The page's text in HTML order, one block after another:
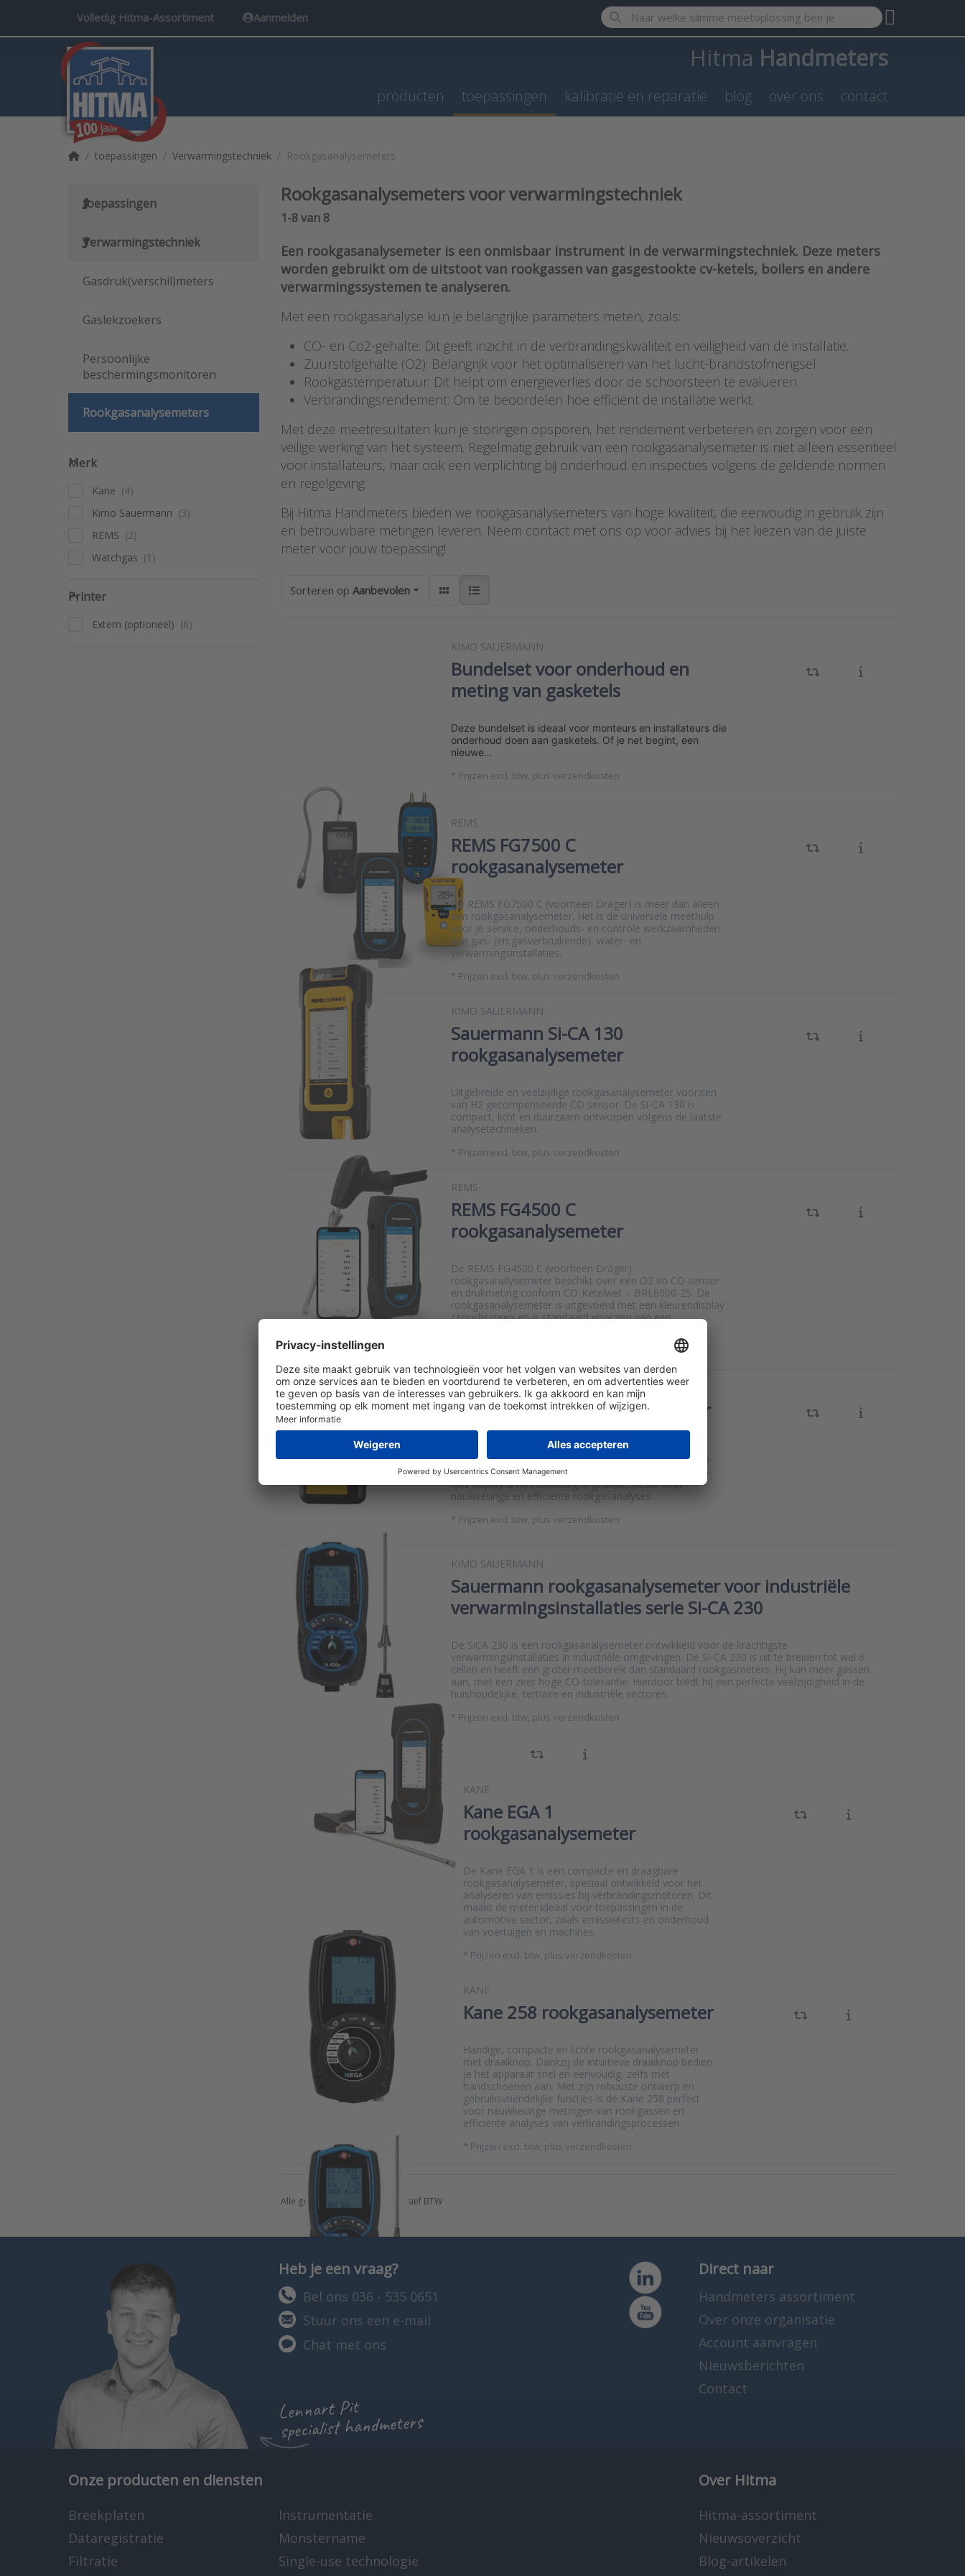
Volledig Hitma-Assortiment Aanmelden Enter a search term. Results will appear automatically as you type.
Hitma Handmeters
producten toepassingen kalibratie en reparatie blog over ons contact
Startpagina
toepassingen Verwarmingstechniek Rookgasanalysemeters
toepassingen
Verwarmingstechniek
Gasdruk(verschil)meters
Gaslekzoekers
Persoonlijke
beschermingsmonitoren
Rookgasanalysemeters
Merk
Merk
Kane
Kimo Sauermann
REMS
Watchgas
Printer
Printer
Extern (optioneel)
Rookgasanalysemeters voor verwarmingstechniek
Search results:
1-8van 8
Een rookgasanalysemeter is een onmisbaar instrument in de verwarmingstechniek. Deze meters
worden gebruikt om de uitstoot van rookgassen van gasgestookte cv-ketels, boilers en andere
verwarmingssystemen te analyseren.
Met een rookgasanalyse kun je belangrijke parameters meten, zoals:
CO- en Co2-gehalte: Dit geeft inzicht in de verbrandingskwaliteit en veiligheid van de installatie.
Zuurstofgehalte (O2): Belangrijk voor het optimaliseren van het lucht-brandstofmengsel.
Rookgastemperatuur: Dit helpt om energieverlies door de schoorsteen te evalueren.
Verbrandingsrendement: Om te beoordelen hoe efficiënt de installatie werkt.
Met deze meetresultaten kun je storingen opsporen, het rendement verbeteren en zorgen voor een
veilige werking van het systeem. Regelmatig gebruik van een rookgasanalysemeter is niet alleen essentieel
voor installateurs, maar ook een verplichting bij onderhoud en inspecties volgens de geldende normen
en regelgeving.
Bij Hitma Handmeters bieden we rookgasanalysemeters van hoge kwaliteit, die eenvoudig in gebruik zijn
en betrouwbare metingen leveren. Neem contact met ons op voor advies bij het kiezen van de juiste
meter voor jouw toepassing!
Sorteren op Aanbevolen
KIMO SAUERMANN
Bundelset voor onderhoud en
meting van gasketels
Deze bundelset is ideaal voor monteurs en installateurs die
onderhoud doen aan gasketels. Of je net begint, een
nieuwe…
* Prijzen excl. btw, plus verzendkosten
REMS
REMS FG7500 C
rookgasanalysemeter
De REMS FG7500 C (voorheen Dräger) is meer dan alleen
een rookgasanalysemeter. Het is de universele meethulp
voor je service, onderhouds- en controle werkzaamheden
aan gas- (en gasverbruikende), water- en
verwarmingsinstallaties.
* Prijzen excl. btw, plus verzendkosten
KIMO SAUERMANN
Sauermann Si-CA 130
rookgasanalysemeter
Uitgebreide en veelzijdige rookgasanalysemeter voorzien
van H2 gecompenseerde CO sensor. De Si-CA 130 is
compact, licht en duurzaam ontworpen volgens de laatste
analysetechnieken.
* Prijzen excl. btw, plus verzendkosten
REMS
REMS FG4500 C
rookgasanalysemeter
De REMS FG4500 C (voorheen Dräger)
rookgasanalysemeter beschikt over een O2 en CO sensor
en drukmeting conform CO-Ketelwet – BRL6000-25. De
rookgasanalysemeter is uitgevoerd met een kleurendisplay
/ touchscreen en is standaard voorzien van een
KANE
Kane 458S rookgasanalysemeter
De Kane 458s is een lichte rookgasanalysemeter met
ingebouwde Bluetooth en een H2-gecompenseerde CO-
sensor. Dankzij de intuïtieve draaiknop en het heldere 6-
lijns display is hij eenvoudig in gebruik, ideaal voor
nauwkeurige en efficiënte rookgasanalyses.
* Prijzen excl. btw, plus verzendkosten
KIMO SAUERMANN
Sauermann rookgasanalysemeter voor industriële
verwarmingsinstallaties serie Si-CA 230
De SiCA 230 is een rookgasanalysemeter ontwikkeld voor de krachtigste
verwarmingsinstallaties in industriële omgevingen. De Si-CA 230 is uit te breiden tot wel 6
cellen en heeft een groter meetbereik dan standaard rookgasmeters. Hij kan meer gassen
aan, met een zeer hoge CO-tolerantie. Hierdoor biedt hij een perfecte veelzijdigheid in de
huishoudelijke, tertiaire en industriële sectoren.
* Prijzen excl. btw, plus verzendkosten
KANE
Kane EGA 1
rookgasanalysemeter
De Kane EGA 1 is een compacte en draagbare
rookgasanalysemeter, speciaal ontwikkeld voor het
analyseren van emissies bij verbrandingsmotoren. Dit
maakt de meter ideaal voor toepassingen in de
automotive sector, zoals emissietests en onderhoud
van voertuigen en machines.
* Prijzen excl. btw, plus verzendkosten
KANE
Kane 258 rookgasanalysemeter
Handige, compacte en lichte rookgasanalysemeter
met draaiknop. Dankzij de intuïtieve draaiknop bedien
je het apparaat snel en eenvoudig, zelfs met
handschoenen aan. Met zijn robuuste ontwerp en
gebruiksvriendelijke functies is de Kane 258 perfect
voor nauwkeurige metingen van rookgassen en
efficiënte analyses van verbrandingsprocessen.
* Prijzen excl. btw, plus verzendkosten
Alle getoonde prijzen zijn exclusief BTW
Heb je een vraag?
Bel ons 036 - 535 0651
Stuur ons een e-mail
Chat met ons
Lennart Pit
specialist handmeters
Direct naar
Handmeters assortiment
Over onze organisatie
Account aanvragen
Nieuwsberichten
Contact
Onze producten en diensten
Breekplaten
Dataregistratie
Filtratie
Instrumentatie
Monstername
Single-use technologie
Over Hitma
Hitma-assortiment
Nieuwsoverzicht
Blog-artikelen